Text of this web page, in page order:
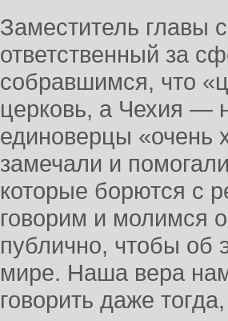
Заместитель
ответственный за
собравшимся, что
церковь, а Чехия —
единоверцы «очень
замечали и
которые борются с
говорим и молимся
публично, чтобы об
мире. Наша вера
говорить даже